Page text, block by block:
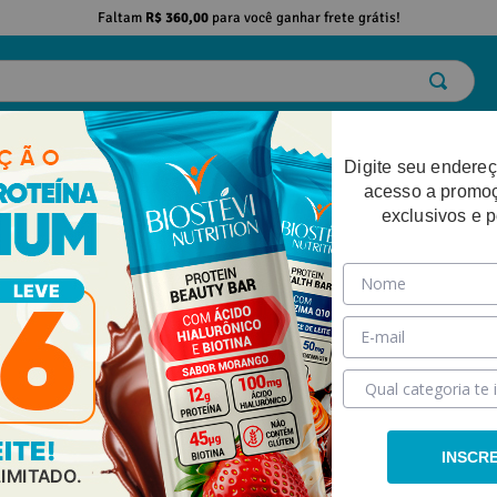
Faltam R$ 360,00para você ganhar frete grátis!
EMAGRECIMENTO DESEMPENHO FÍSICO
Digite seu
acesso a
exclusivos e